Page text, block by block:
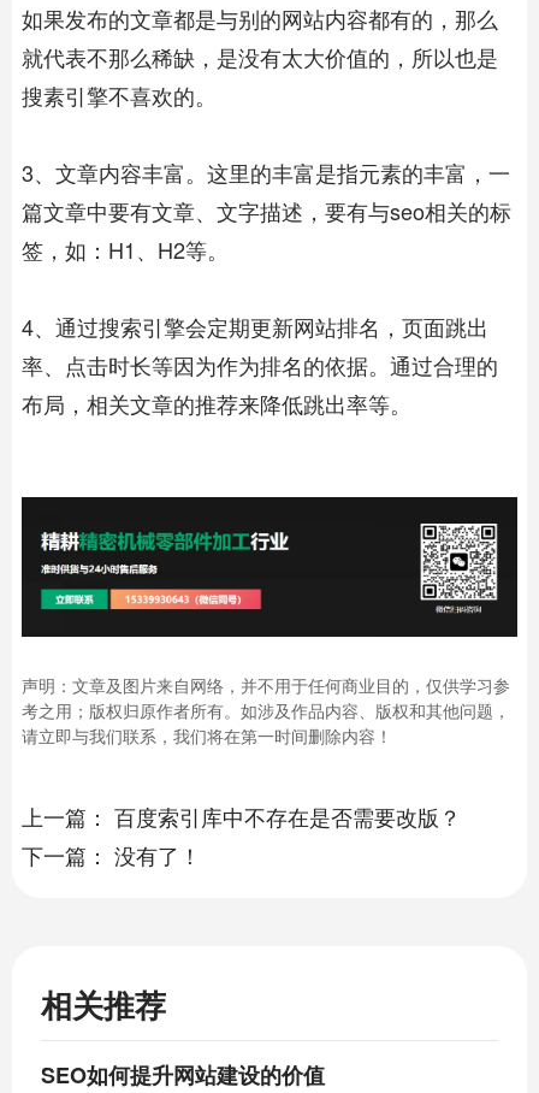
如果发布的文章都是与别的网站内容都有的，那么
就代表不那么稀缺，是没有太大价值的，所以也是
搜素引擎不喜欢的。
3、文章内容丰富。这里的丰富是指元素的丰富，一
篇文章中要有文章、文字描述，要有与seo相关的标
签，如：H1、H2等。
4、通过搜索引擎会定期更新网站排名，页面跳出
率、点击时长等因为作为排名的依据。通过合理的
布局，相关文章的推荐来降低跳出率等。
声明：文章及图片来自网络，并不用于任何商业目的，仅供学习参
考之用；版权归原作者所有。如涉及作品内容、版权和其他问题，
请立即与我们联系，我们将在第一时间删除内容！
上一篇： 百度索引库中不存在是否需要改版？
下一篇： 没有了！
相关推荐
SEO如何提升网站建设的价值